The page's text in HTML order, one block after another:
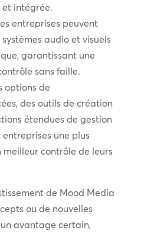
intégrée.
entreprises peuvent
audio et visuels
garantissant une
sans faille.
options de
des outils de création
étendues de gestion
une plus
contrôle de leurs
de Mood Media
ou de nouvelles
avantage certain,